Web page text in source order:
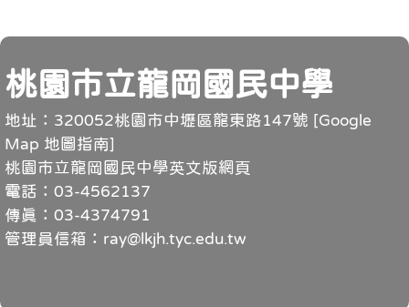
頁尾
桃園市立龍岡國民中學
地址：320052桃園市中壢區龍東路147號 [Google
Map 地圖指南]
桃園市立龍岡國民中學英文版網頁
電話：03-4562137
傳真：03-4374791
管理員信箱：ray@lkjh.tyc.edu.tw